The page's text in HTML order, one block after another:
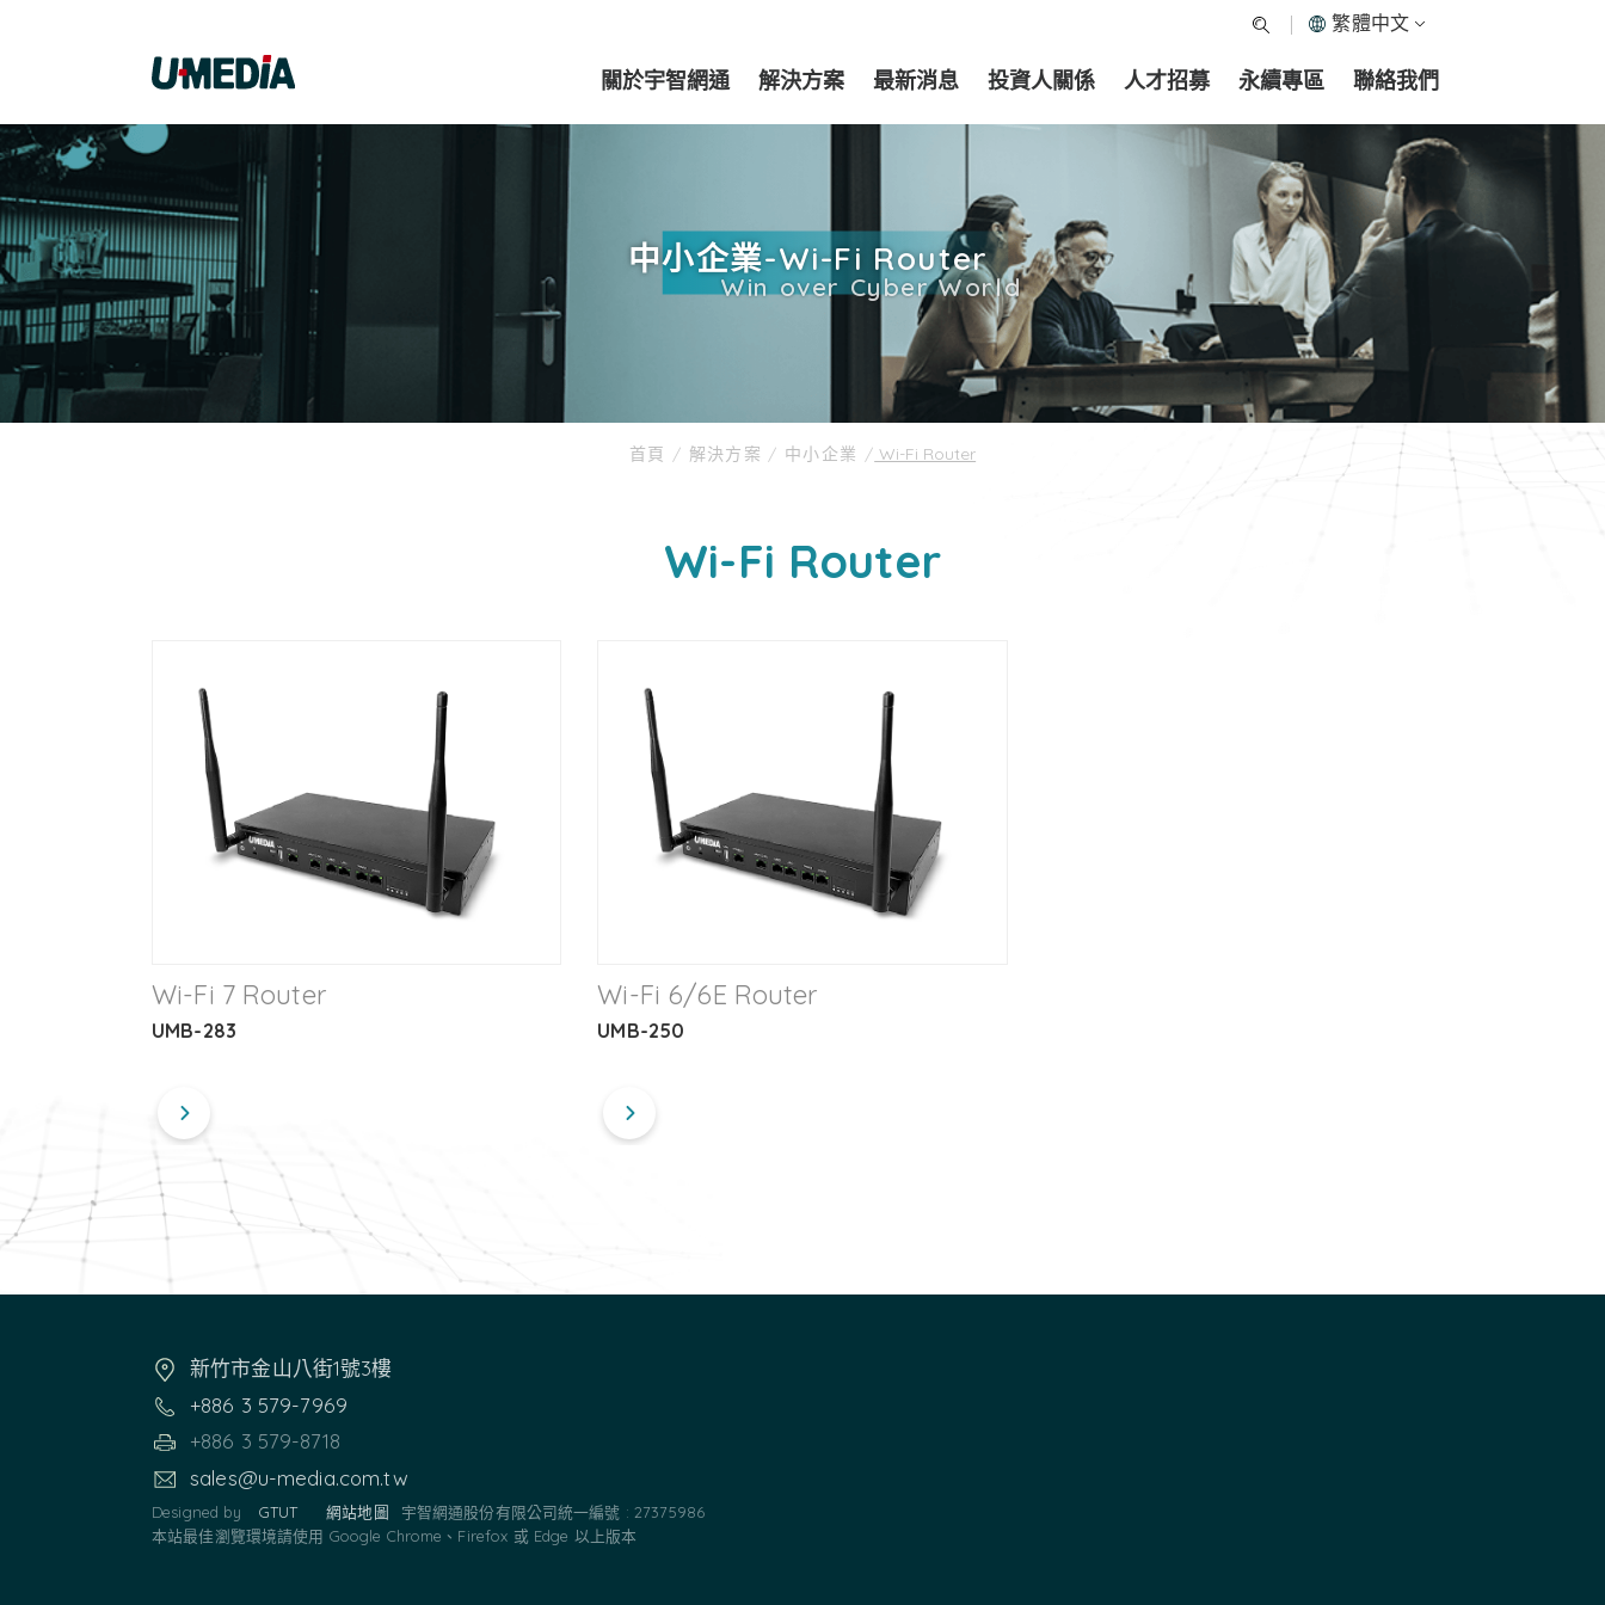
關於宇智網通 解決方案 最新消息 投資人關係 人才招募 永續專區 聯絡我們
繁體中文
中小企業-Wi-Fi Router
Win over Cyber World
Wi-Fi Router
首頁 / 解決方案 / 中小企業 / Wi-Fi Router
Wi-Fi 7 Router
UMB-283
Wi-Fi 6/6E Router
UMB-250
新竹市金山八街1號3樓
+886 3 579-7969
+886 3 579-8718
sales@u-media.com.tw
Designed by GTUT 網站地圖 宇智網通股份有限公司統一編號 : 27375986
本站最佳瀏覽環境請使用 Google Chrome、Firefox 或 Edge 以上版本